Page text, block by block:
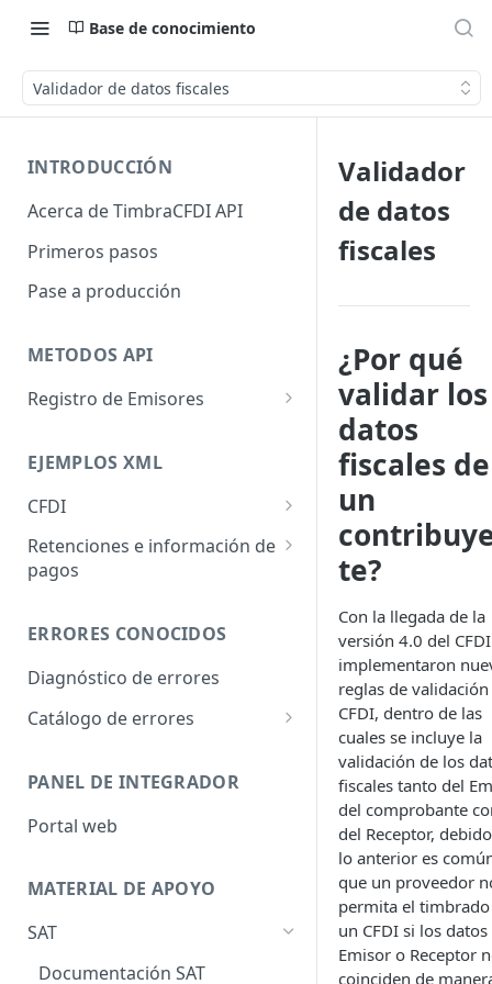
Base de conocimiento
Validador de datos fiscales
INTRODUCCIÓN
Acerca de TimbraCFDI API
Primeros pasos
Pase a producción
METODOS API
Registro de Emisores
Asigna Timbres
Obtiene Timbres Disponibles
EJEMPLOS XML
CFDI
Ingreso
Complementos
vehículos
Persona física integrante de
Pago en especie
Otros derechos e impuestos
Notarios públicos
Leyendas fiscales
Retenciones e información de
pagos
Complementos
Sector financiero
Premios
Planes de retiro
Pagos a extranjeros
ERRORES CONOCIDOS
Diagnóstico de errores
Catálogo de errores
409005
409007
PANEL DE INTEGRADOR
Portal web
MATERIAL DE APOYO
SAT
Documentación SAT
Validador
de datos
fiscales
¿Por qué
validar los
datos
fiscales de
un
te?
Con la llegada de la
versión 4.0 del
implementaron
reglas de
CFDI, dentro de las
cuales se incluye la
validación de los
fiscales tanto del
del comprobante
del Receptor,
lo anterior es
que un proveedor
permita el
un CFDI si los datos
Emisor o Receptor
coinciden de